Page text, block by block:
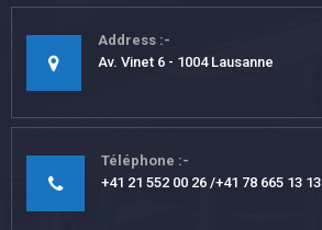
Address
Av. Vinet 6 - 1004 Lausanne
Téléphone
+41 21 552 00 26 +41 78 665 13 13